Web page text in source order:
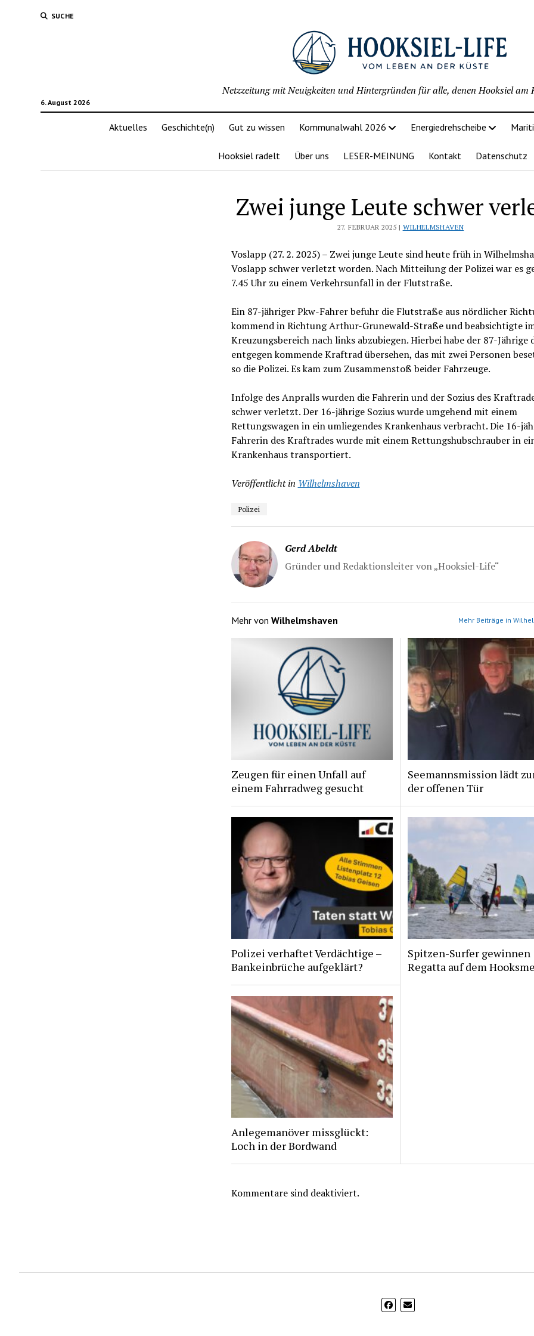
SUCHE
6. August 2026
Netzzeitung mit Neuigkeiten und Hintergründen für alle, denen Hooksiel am
Aktuelles Geschichte(n) Gut zu wissen Kommunalwahl 2026 Energiedrehscheibe
Hooksiel radelt Über uns LESER-MEINUNG Kontakt Datenschutz
Zwei junge Leute schwer
27. FEBRUAR 2025 | WILHELMSHAVEN
Voslapp (27. 2. 2025) – Zwei junge Leute sind heute früh in
Voslapp schwer verletzt worden. Nach Mitteilung der Polizei war es
7.45 Uhr zu einem Verkehrsunfall in der Flutstraße.
Ein 87-jähriger Pkw-Fahrer befuhr die Flutstraße aus nördlicher
kommend in Richtung Arthur-Grunewald-Straße und beabsichtigte
Kreuzungsbereich nach links abzubiegen. Hierbei habe der 87-Jährige
entgegen kommende Kraftrad übersehen, das mit zwei Personen
so die Polizei. Es kam zum Zusammenstoß beider Fahrzeuge.
Infolge des Anpralls wurden die Fahrerin und der Sozius des
schwer verletzt. Der 16-jährige Sozius wurde umgehend mit einem
Rettungswagen in ein umliegendes Krankenhaus verbracht. Die 16-
Fahrerin des Kraftrades wurde mit einem Rettungshubschrauber in
Krankenhaus transportiert.
Veröffentlicht in Wilhelmshaven
Polizei
Gerd Abeldt
Gründer und Redaktionsleiter von „Hooksiel-Life“
Mehr von Wilhelmshaven Mehr Beiträge in
Zeugen für einen Unfall auf
einem Fahrradweg gesucht
Seemannsmission lädt
der offenen Tür
Polizei verhaftet Verdächtige –
Bankeinbrüche aufgeklärt?
Spitzen-Surfer gewinnen
Regatta auf dem
Anlegemanöver missglückt:
Loch in der Bordwand
Kommentare sind deaktiviert.